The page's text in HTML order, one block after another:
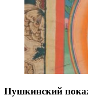
Пушкинский